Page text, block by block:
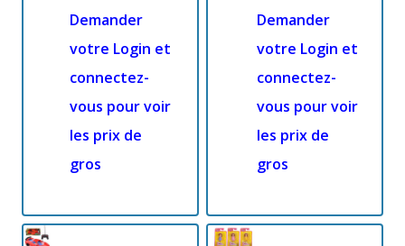
Demander
votre Login et
connectez-
vous pour voir
les prix de
gros
Demander
votre Login et
connectez-
vous pour voir
les prix de
gros